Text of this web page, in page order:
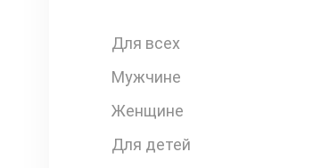
Для всех
Мужчине
Женщине
Для детей